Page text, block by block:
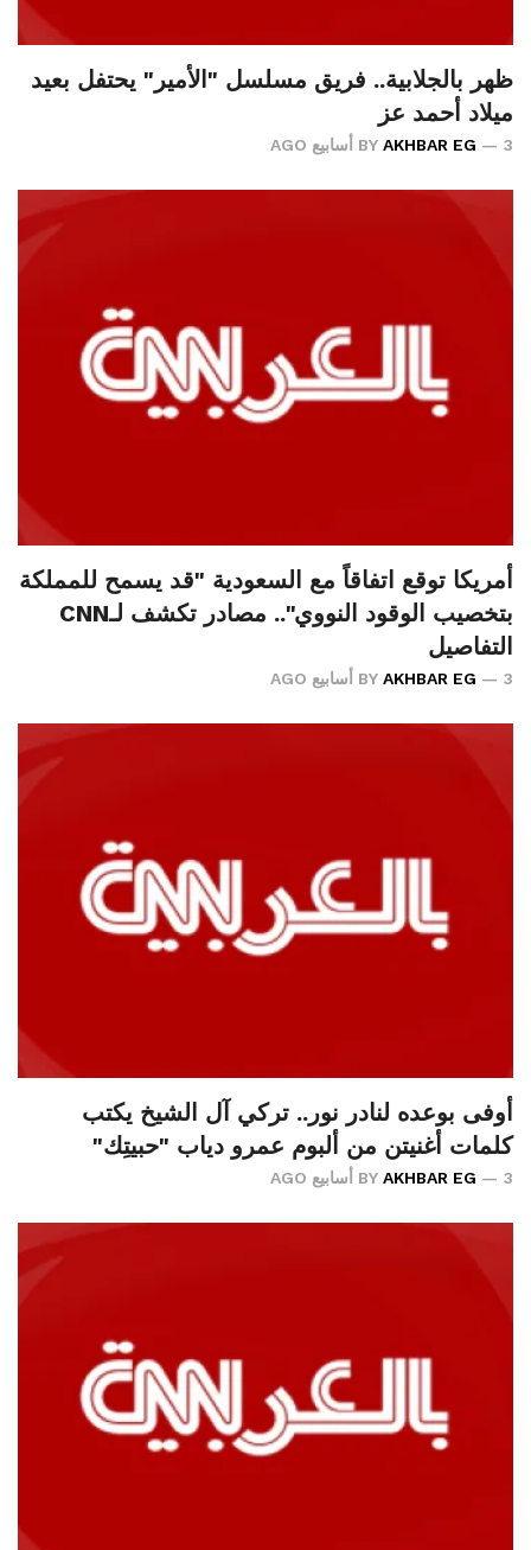
ظهر بالجلابية.. فريق مسلسل "الأمير" يحتفل بعيد
ميلاد أحمد عز
BY AKHBAR EG 3 أسابيع AGO
أمريكا توقع اتفاقاً مع السعودية "قد يسمح للمملكة
بتخصيب الوقود النووي".. مصادر تكشف لـCNN
التفاصيل
BY AKHBAR EG 3 أسابيع AGO
أوفى بوعده لنادر نور.. تركي آل الشيخ يكتب
كلمات أغنيتن من ألبوم عمرو دياب "حبيتِك"
BY AKHBAR EG 3 أسابيع AGO